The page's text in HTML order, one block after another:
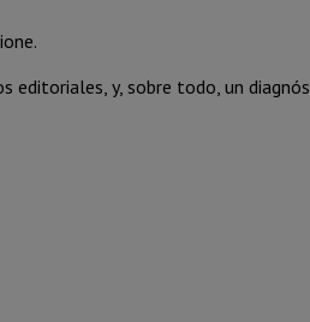
editoriales, y, sobre todo, un